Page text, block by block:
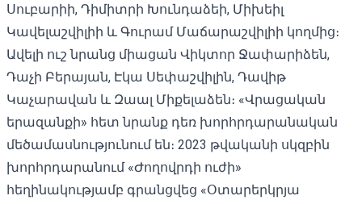
Սուբարիի, Դիմիտրի Խունդաձեի, Միխեիլ
Կավելաշվիլիի և Գուրամ Մաճարաշվիլիի կողմից։
Ավելի ուշ նրանց միացան Վիկտոր Ջափարիձեն,
Դաչի Բերայան, Էկա Սեփաշվիլին, Դավիթ
Կաչարավան և Զաալ Միքելաձեն։ «Վրացական
երազանքի» հետ նրանք դեռ խորհրդարանական
մեծամասնությունում են։ 2023 թվականի սկզբին
խորհրդարանում «Ժողովրդի ուժի»
հեղինակությամբ գրանցվեց «Օտարերկրյա